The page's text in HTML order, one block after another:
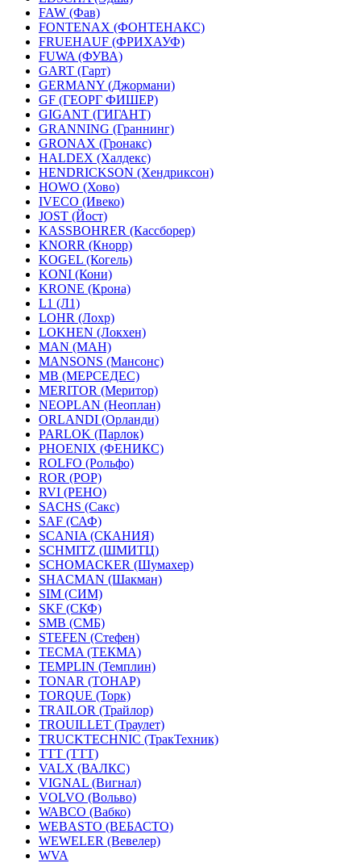
FAW (Фав)
FONTENAX (ФОНТЕНАКС)
FRUEHAUF (ФРИХАУФ)
FUWA (ФУВА)
GART (Гарт)
GERMANY (Джормани)
GF (ГЕОРГ ФИШЕР)
GIGANT (ГИГАНТ)
GRANNING (Граннинг)
GRONAX (Гронакс)
HALDEX (Халдекс)
HENDRICKSON (Хендриксон)
HOWO (Хово)
IVECO (Ивеко)
JOST (Йост)
KASSBOHRER (Касcборер)
KNORR (Кнорр)
KOGEL (Когель)
KONI (Кони)
KRONE (Крона)
L1 (Л1)
LOHR (Лохр)
LOKHEN (Локхен)
MAN (МАН)
MANSONS (Мансонс)
MB (МЕРСЕДЕС)
MERITOR (Меритор)
NEOPLAN (Неоплан)
ORLANDI (Орланди)
PARLOK (Парлок)
PHOENIX (ФЕНИКС)
ROLFO (Рольфо)
ROR (РОР)
RVI (РЕНО)
SACHS (Сакс)
SAF (САФ)
SCANIA (СКАНИЯ)
SCHMITZ (ШМИТЦ)
SCHOMACKER (Шумахер)
SHACMAN (Шакман)
SIM (СИМ)
SKF (СКФ)
SMB (СМБ)
STEFEN (Стефен)
TECMA (ТЕКМА)
TEMPLIN (Темплин)
TONAR (ТОНАР)
TORQUE (Торк)
TRAILOR (Трайлор)
TROUILLET (Траулет)
TRUCKTECHNIC (ТракТехник)
TTT (ТТТ)
VALX (ВАЛКС)
VIGNAL (Вигнал)
VOLVO (Вольво)
WABCO (Вабко)
WEBASTO (ВЕБАСТО)
WEWELER (Вевелер)
WVA